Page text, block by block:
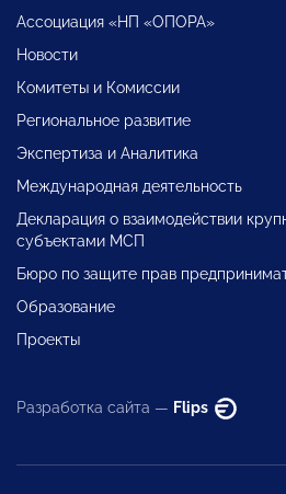
Ассоциация «НП «ОПОРА»
Новости
Комитеты и Комиссии
Региональное развитие
Экспертиза и Аналитика
Международная деятельность
Декларация о взаимодействии
субъектами МСП
Бюро по защите прав
Образование
Проекты
Разработка сайта — Flips